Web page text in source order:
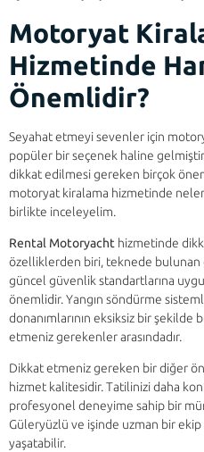
Motoryat
Hizmetinde
Önemlidir?
Seyahat etmeyi sevenler için
popüler bir seçenek haline
dikkat edilmesi gereken birçok
motoryat kiralama hizmetinde
birlikte inceleyelim.
Rental Motoryacht hizmetinde
özelliklerden biri, teknede bulunan
güncel güvenlik standartlarına
önemlidir. Yangın söndürme
donanımlarının eksiksiz bir şekilde
etmeniz gerekenler arasındadır.
Dikkat etmeniz gereken bir diğer
hizmet kalitesidir. Tatilinizi daha
profesyonel deneyime sahip bir
Güleryüzlü ve işinde uzman bir
yaşatabilir.